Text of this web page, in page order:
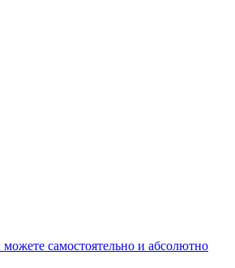
самостоятельно и абсолютно